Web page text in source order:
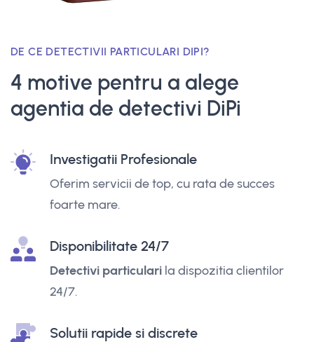
DE CE DETECTIVII PARTICULARI DIPI?
4 motive pentru a alege
agentia de detectivi DiPi
Investigatii Profesionale
Oferim servicii de top, cu rata de succes
foarte mare.
Disponibilitate 24/7
Detectivi particulari la dispozitia clientilor
24/7.
Solutii rapide si discrete